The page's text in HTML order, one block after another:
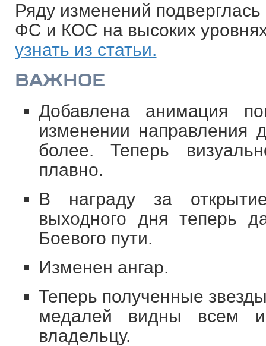
Ряду изменений
ФС и КОС на высоких
узнать из статьи.
ВАЖНОЕ
Добавлена анимация
изменении направления
более. Теперь
плавно.
В награду за
выходного дня теперь
Боевого пути.
Изменен ангар.
Теперь полученные
медалей видны всем
владельцу.